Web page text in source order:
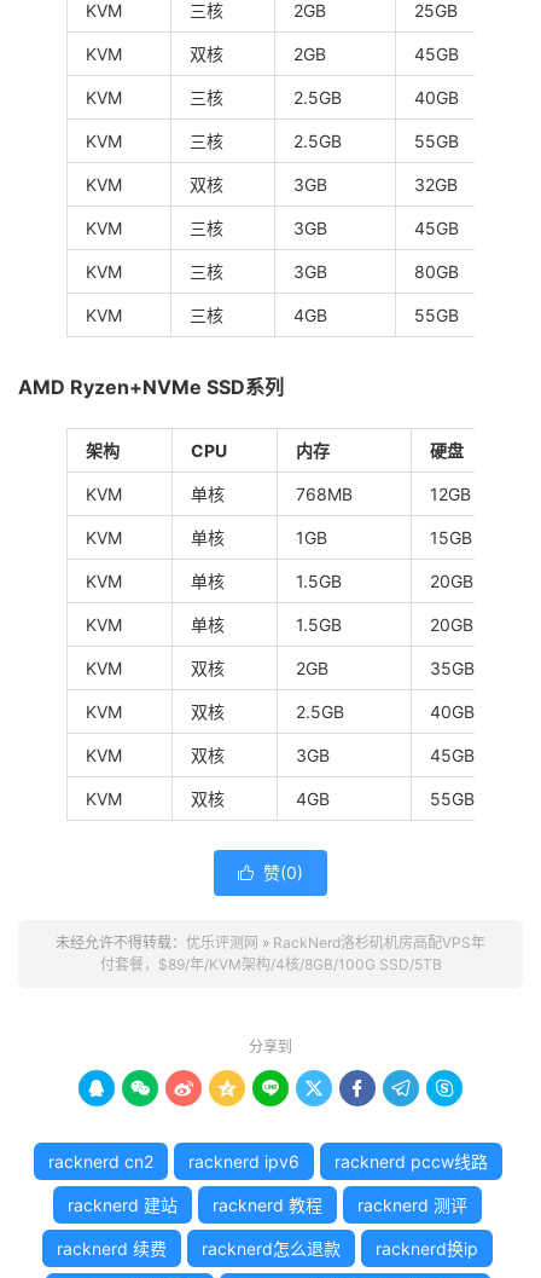
KVM 三核 2GB 25GB
KVM 双核 2GB 45GB
KVM 三核 2.5GB 40GB
KVM 三核 2.5GB 55GB
KVM 双核 3GB 32GB
KVM 三核 3GB 45GB
KVM 三核 3GB 80GB
KVM 三核 4GB 55GB
AMD Ryzen+NVMe SSD系列
架构 CPU 内存 硬盘
KVM 单核 768MB 12GB
KVM 单核 1GB 15GB
KVM 单核 1.5GB 20GB
KVM 单核 1.5GB 20GB
KVM 双核 2GB 35GB
KVM 双核 2.5GB 40GB
KVM 双核 3GB 45GB
KVM 双核 4GB 55GB
 赞(0)
未经允许不得转载： 优乐评测网 » RackNerd洛杉矶机房高配VPS年
付套餐，$89/年/KVM架构/4核/8GB/100G SSD/5TB
分享到
        
racknerd cn2 racknerd ipv6 racknerd pccw线路
racknerd 建站 racknerd 教程 racknerd 测评
racknerd 续费 racknerd怎么退款 racknerd换ip